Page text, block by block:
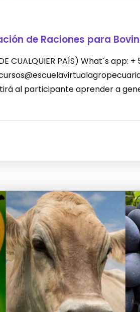
de Raciones para
CUALQUIER PAÍS) What´s app: +
al participante aprender a